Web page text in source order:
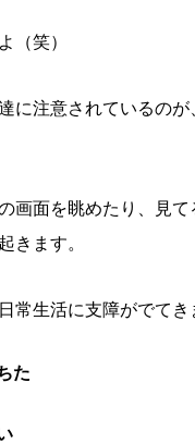
（笑）
に注意されているのが
画面を眺めたり、見
きます。
常生活に支障がでてき
た